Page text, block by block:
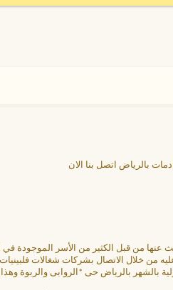
من قبل الكثير من الأسر الموجودة في
من خلال الاتصال بشركات شغالات
بالشهر بالرياض حى *الروابى والربوة